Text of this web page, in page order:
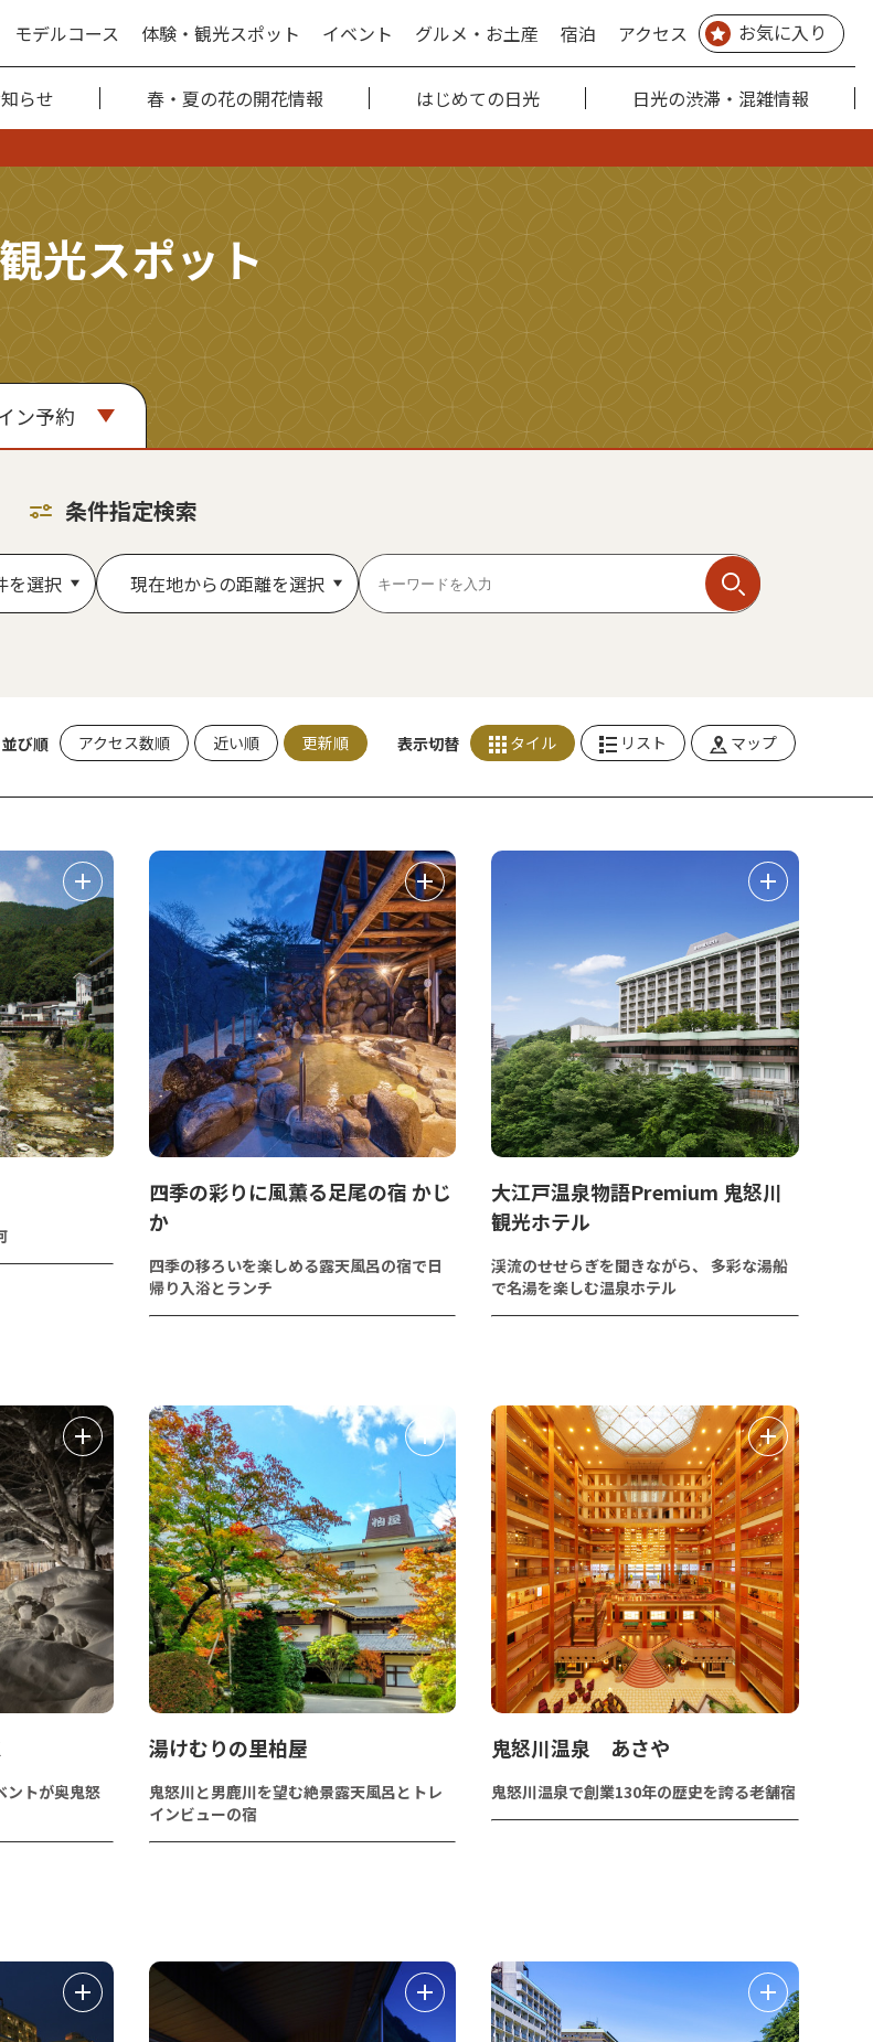
モデルコース 体験・観光スポット イベント グルメ・お土産 宿泊 アクセス お気に入り
らせ 春・夏の花の開花情報 はじめての日光 日光の渋滞・混雑情報
観光スポット
ン予約
条件指定検索
を選択 現在地からの距離を選択
並び順 アクセス数順 近い順 更新順 表示切替 タイル リスト マップ
四季の彩りに風薫る足尾の宿 かじ
か
四季の移ろいを楽しめる露天風呂の宿で日
帰り入浴とランチ
大江戸温泉物語Premium 鬼怒川
観光ホテル
渓流のせせらぎを聞きながら、 多彩な湯船
で名湯を楽しむ温泉ホテル
ントが奥鬼怒
湯けむりの里柏屋
鬼怒川と男鹿川を望む絶景露天風呂とトレ
インビューの宿
鬼怒川温泉 あさや
鬼怒川温泉で創業130年の歴史を誇る老舗宿